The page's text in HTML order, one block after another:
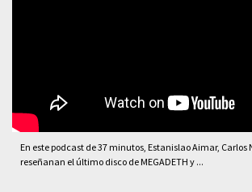
En este podcast de 37 minutos, Estanislao Aimar, Carlos
reseñanan el último disco de MEGADETH y ...